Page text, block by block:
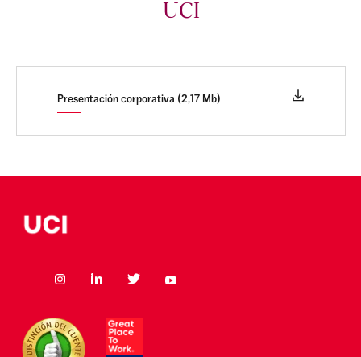
UCI
Presentación corporativa (2,17 Mb)